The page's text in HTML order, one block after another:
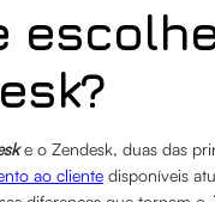
e o Zendesk, duas das
ao cliente disponíveis